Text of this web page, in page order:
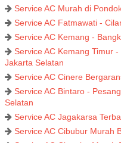
Service AC Murah di
Service AC Fatmawati -
Service AC Kemang -
Service AC Kemang Timur
Jakarta Selatan
Service AC Cinere
Service AC Bintaro -
Selatan
Service AC Jagakarsa
Service AC Cibubur Murah